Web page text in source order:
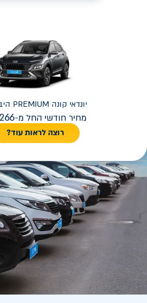
יונדאיקונה PREMIUM היברידי
מחיר חודשי החל מ-
רוצה לראות עוד?